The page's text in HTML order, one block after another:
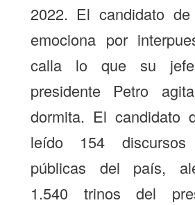
2022. El candidato
emociona por
calla lo que su
presidente Petro
dormita. El candidato
leído 154
públicas del país,
1.540 trinos del